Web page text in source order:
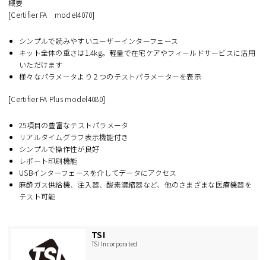
概要
[Certifier FA model4070]
シンプルで読みやすいユーザーインターフェース
キット全体の重さは1.4kg。軽量で在宅ケアやフィールドサービスに活用
いただけます
様々なパラメータより２つのテストパラメーターを表示
[Certifier FA Plus model4080]
25項目の豊富なテストパラメータ
リアルタイムグラフ表示機能付き
シンプルで操作性が良好
レポート印刷機能
USBインターフェースを介してデータにアクセス
麻酔ガス供給機、注入器、酸素濃縮器など、他のさまざまな医療機器を
テスト可能
TSI
TSI Incorporated